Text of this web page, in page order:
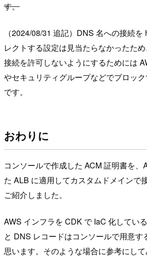
す。
（2024/08/31 追記）DNS 名への接続を
レクトする設定は見当たらなかったた
接続を許可しないようにするためには
やセキュリティグループなどでブロッ
です。
おわりに
コンソールで作成した ACM 証明書を、
た ALB に適用してカスタムドメインで
ご紹介しました。
AWS インフラを CDK で IaC 化してい
と DNS レコードはコンソールで用意す
思います。そのような場合に参考にして